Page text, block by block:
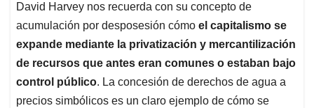
David Harvey nos recuerda con su concepto de
acumulación por desposesión cómo el capitalismo se
expande mediante la privatización y mercantilización
de recursos que antes eran comunes o estaban bajo
control público. La concesión de derechos de agua a
precios simbólicos es un claro ejemplo de cómo se